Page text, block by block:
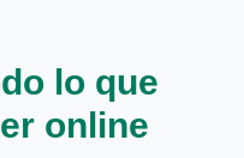
lo que
online